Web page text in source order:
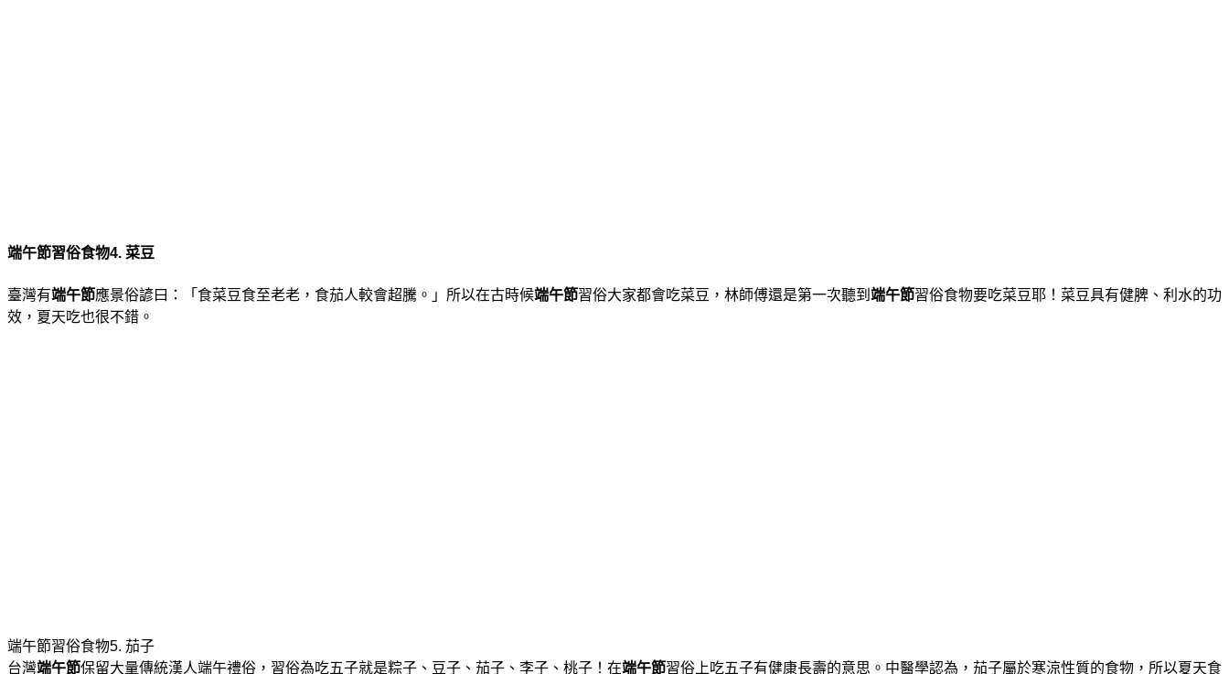
端午節習俗食物4. 菜豆
臺灣有端午節應景俗諺曰：「食菜豆食至老老，食茄人較會超騰。」所以在古時候端午節習俗大家都會吃菜豆，林師傅還是第一次聽到 端午節習俗食物要吃菜豆耶！菜豆具有健脾、利水的功
效，夏天吃也很不錯。
端午節習俗食物5. 茄子
台灣端午節保留大量傳統漢人端午禮俗，習俗為吃五子就是粽子、豆子、茄子、李子、桃子！在端午節習俗上吃五子有健康長壽的意思。中醫學認為，茄子屬於寒涼性質的食物，所以夏天食